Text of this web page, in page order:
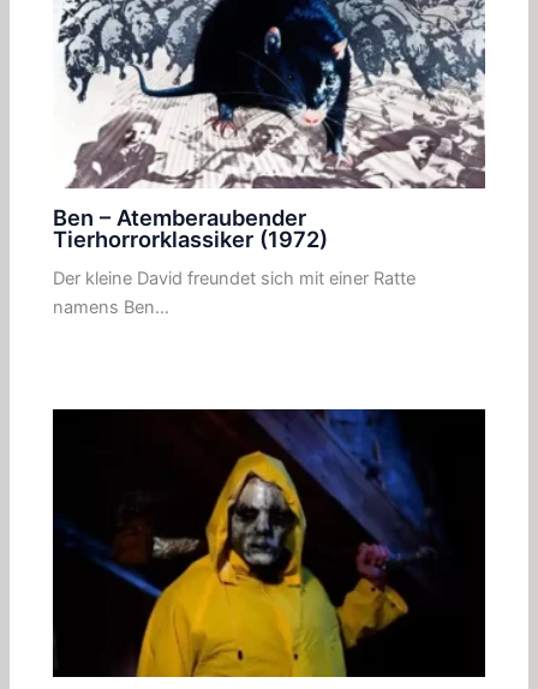
Ben – Atemberaubender
Tierhorrorklassiker (1972)
Der kleine David freundet sich mit einer Ratte
namens Ben…